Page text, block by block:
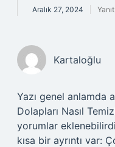
Aralık 27, 2024
Kartaloğlu
Yazı genel anlamda
Dolapları Nasıl
yorumlar
kısa bir ayrıntı var: